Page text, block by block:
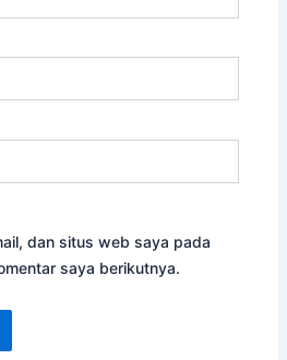
dan situs web saya pada
saya berikutnya.